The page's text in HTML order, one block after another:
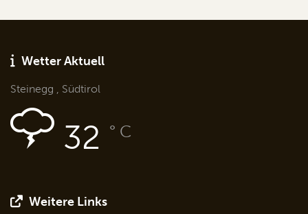
Wetter Aktuell
Steinegg , Südtirol
32 ° C
Weitere Links